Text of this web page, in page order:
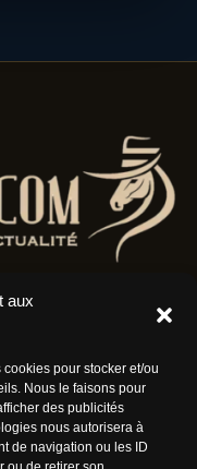
aux
pour stocker et/ou
Nous le faisons pour
des publicités
nous autorisera à
de navigation ou les ID